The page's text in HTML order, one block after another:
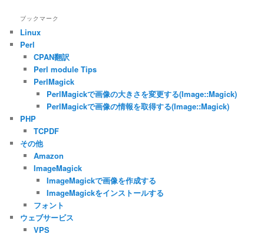
ブックマーク
Linux
Perl
CPAN翻訳
Perl module Tips
PerlMagick
PerlMagickで画像の大きさを変更する(Image::Magick)
PerlMagickで画像の情報を取得する(Image::Magick)
PHP
TCPDF
その他
Amazon
ImageMagick
ImageMagickで画像を作成する
ImageMagickをインストールする
フォント
ウェブサービス
VPS